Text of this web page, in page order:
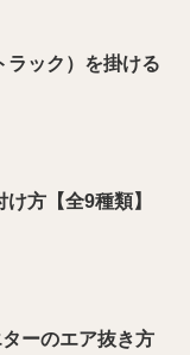
ラック）を掛ける
方【全9種類】
ターのエア抜き方